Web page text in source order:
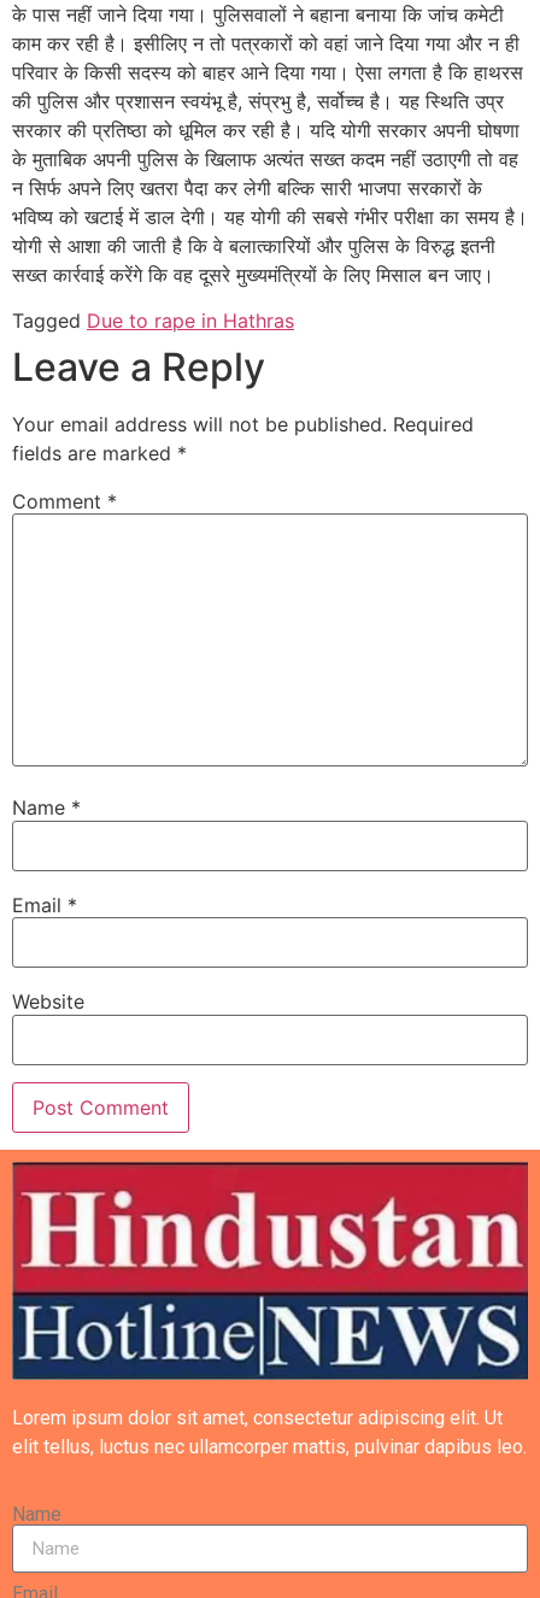
के पास नहीं जाने दिया गया। पुलिसवालों ने बहाना बनाया कि जांच कमेटी
काम कर रही है। इसीलिए न तो पत्रकारों को वहां जाने दिया गया और न ही
परिवार के किसी सदस्य को बाहर आने दिया गया। ऐसा लगता है कि हाथरस
की पुलिस और प्रशासन स्वयंभू है, संप्रभु है, सर्वोच्च है। यह स्थिति उप्र
सरकार की प्रतिष्ठा को धूमिल कर रही है। यदि योगी सरकार अपनी घोषणा
के मुताबिक अपनी पुलिस के खिलाफ अत्यंत सख्त कदम नहीं उठाएगी तो वह
न सिर्फ अपने लिए खतरा पैदा कर लेगी बल्कि सारी भाजपा सरकारों के
भविष्य को खटाई में डाल देगी। यह योगी की सबसे गंभीर परीक्षा का समय है।
योगी से आशा की जाती है कि वे बलात्कारियों और पुलिस के विरुद्ध इतनी
सख्त कार्रवाई करेंगे कि वह दूसरे मुख्यमंत्रियों के लिए मिसाल बन जाए।
Tagged Due to rape in Hathras
Leave a Reply
Your email address will not be published. Required
fields are marked *
Comment *
Name *
Email *
Website
Lorem ipsum dolor sit amet, consectetur adipiscing elit. Ut
elit tellus, luctus nec ullamcorper mattis, pulvinar dapibus leo.
Name